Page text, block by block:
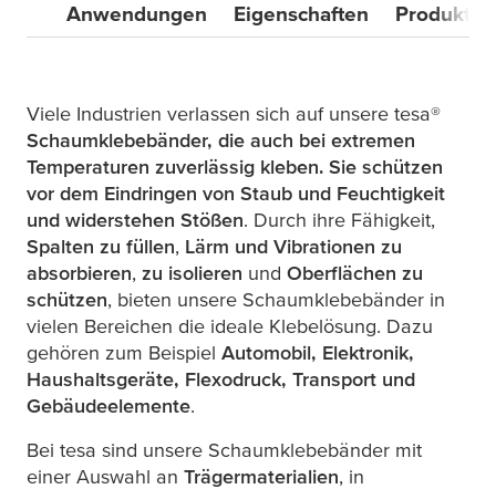
Anwendungen Eigenschaften Produkte
Viele Industrien verlassen sich auf unsere tesa®
Schaumklebebänder, die auch bei extremen
Temperaturen zuverlässig kleben. Sie schützen
vor dem Eindringen von Staub und Feuchtigkeit
und widerstehen Stößen. Durch ihre Fähigkeit,
Spalten zu füllen, Lärm und Vibrationen zu
absorbieren, zu isolieren und Oberflächen zu
schützen, bieten unsere Schaumklebebänder in
vielen Bereichen die ideale Klebelösung. Dazu
gehören zum Beispiel Automobil, Elektronik,
Haushaltsgeräte, Flexodruck, Transport und
Gebäudeelemente.
Bei tesa sind unsere Schaumklebebänder mit
einer Auswahl an Trägermaterialien, in